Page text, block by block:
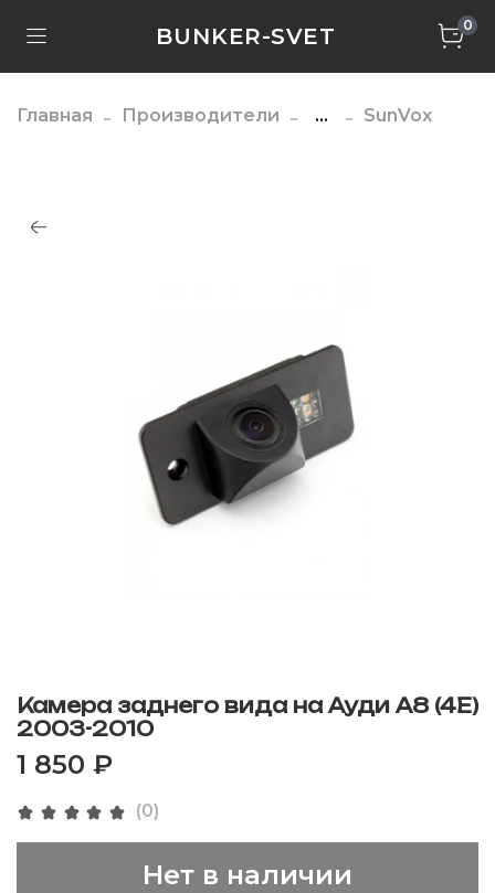
BUNKER-SVET 0
Главная Производители ... SunVox
(0)
Камера заднего вида на Ауди A8 (4E)
2003-2010
1 850 ₽
Нет в наличии